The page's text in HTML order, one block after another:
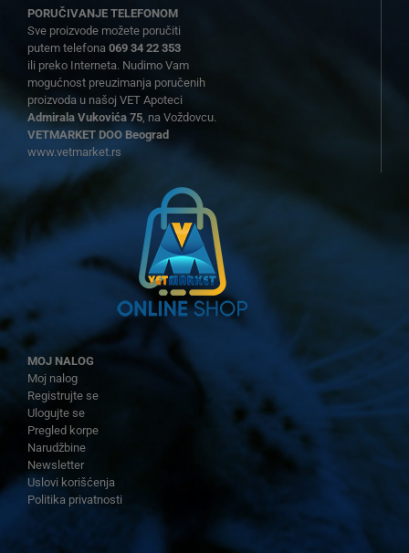
PORUČIVANJE TELEFONOM
Sve proizvode možete poručiti
putem telefona 069 34 22 353
ili preko Interneta. Nudimo Vam
mogućnost preuzimanja poručenih
proizvoda u našoj VET Apoteci
Admirala Vukovića 75, na Voždovcu.
VETMARKET DOO Beograd
www.vetmarket.rs
MOJ NALOG
Moj nalog
Registrujte se
Ulogujte se
Pregled korpe
Narudžbine
Newsletter
Uslovi korišćenja
Politika privatnosti